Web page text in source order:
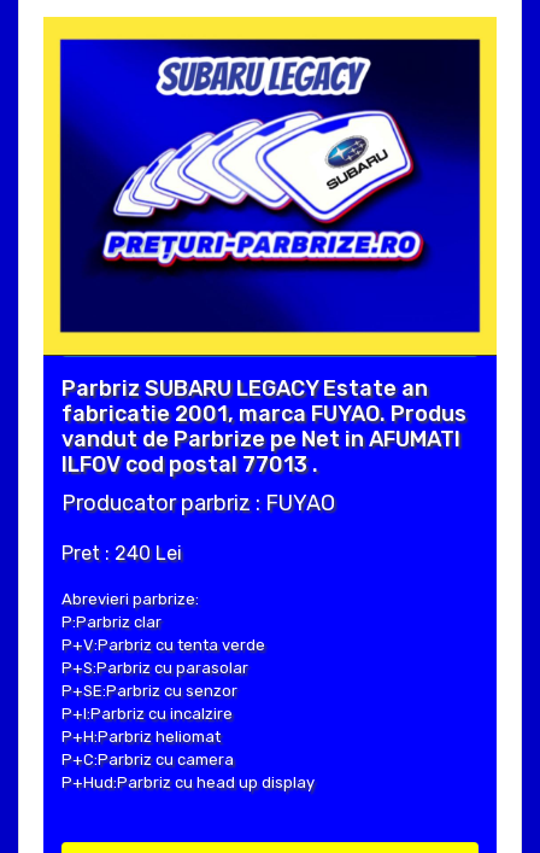
Parbriz SUBARU LEGACY Estate an
fabricatie 2001, marca FUYAO. Produs
vandut de Parbrize pe Net in AFUMATI
ILFOV cod postal 77013 .
Producator parbriz : FUYAO
Pret : 240 Lei
Abrevieri parbrize:
P:Parbriz clar
P+V:Parbriz cu tenta verde
P+S:Parbriz cu parasolar
P+SE:Parbriz cu senzor
P+I:Parbriz cu incalzire
P+H:Parbriz heliomat
P+C:Parbriz cu camera
P+Hud:Parbriz cu head up display